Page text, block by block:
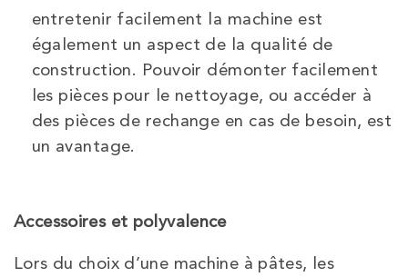
entretenir facilement la machine est
également un aspect de la qualité de
construction. Pouvoir démonter facilement
les pièces pour le nettoyage, ou accéder à
des pièces de rechange en cas de besoin, est
un avantage.
Accessoires et polyvalence
Lors du choix d’une machine à pâtes, les